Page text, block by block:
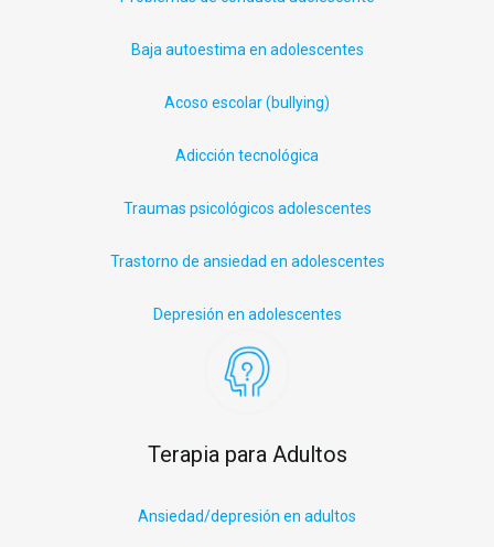
Baja autoestima en adolescentes
Acoso escolar (bullying)
Adicción tecnológica
Traumas psicológicos adolescentes
Trastorno de ansiedad en adolescentes
Depresión en adolescentes
Terapia para Adultos
Ansiedad/depresión en adultos